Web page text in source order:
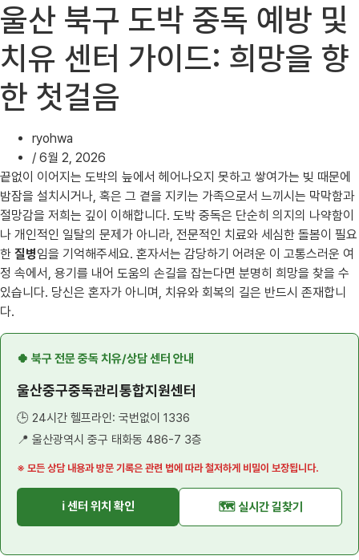
울산 북구 도박 중독 예방 및
치유 센터 가이드: 희망을 향
한 첫걸음
ryohwa
/ 6월 2, 2026
끝없이 이어지는 도박의 늪에서 헤어나오지 못하고 쌓여가는 빚 때문에
밤잠을 설치시거나, 혹은 그 곁을 지키는 가족으로서 느끼시는 막막함과
절망감을 저희는 깊이 이해합니다. 도박 중독은 단순히 의지의 나약함이
나 개인적인 일탈의 문제가 아니라, 전문적인 치료와 세심한 돌봄이 필요
한 질병임을 기억해주세요. 혼자서는 감당하기 어려운 이 고통스러운 여
정 속에서, 용기를 내어 도움의 손길을 잡는다면 분명히 희망을 찾을 수
있습니다. 당신은 혼자가 아니며, 치유와 회복의 길은 반드시 존재합니
다.
🍀 북구 전문 중독 치유/상담 센터 안내
울산중구중독관리통합지원센터
🕒 24시간 헬프라인: 국번없이 1336
📍 울산광역시 중구 태화동 486-7 3층
※ 모든 상담 내용과 방문 기록은 관련 법에 따라 철저하게 비밀이 보장됩니다.
ℹ️ 센터 위치 확인 🗺️ 실시간 길찾기